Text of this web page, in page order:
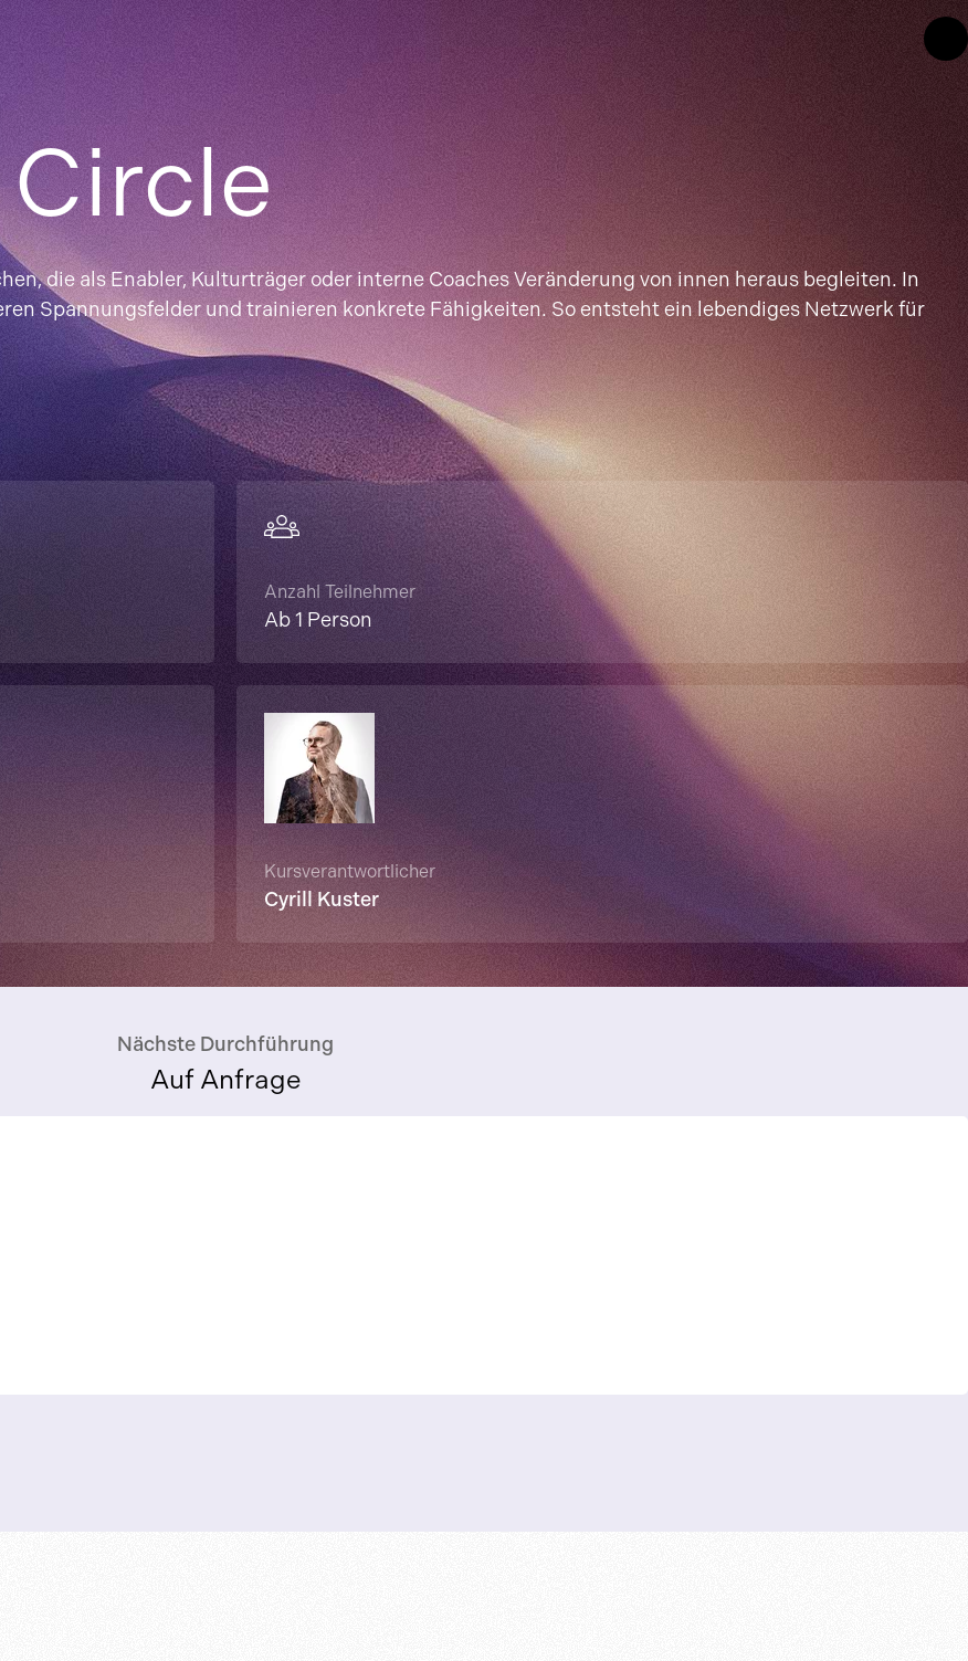
Circle
die als Enabler, Kulturträger oder interne Coaches Veränderung von innen heraus begleiten. In
Spannungsfelder und trainieren konkrete Fähigkeiten. So entsteht ein lebendiges Netzwerk für
Anzahl Teilnehmer
Ab 1 Person
Kursverantwortlicher
Cyrill Kuster
Nächste Durchführung
Auf Anfrage